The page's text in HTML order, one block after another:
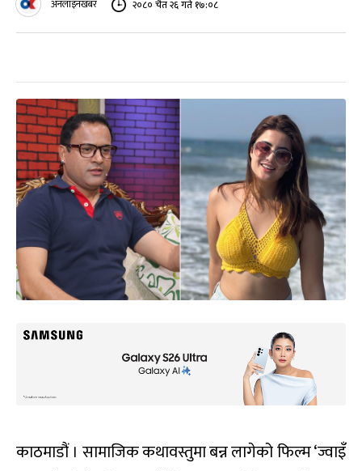
अनलाइनखबर २०८० चैत २६ गते १७:०८
काठमाडौं । सामाजिक कथावस्तुमा बन्न लागेको फिल्म ‘ज्वाइँ